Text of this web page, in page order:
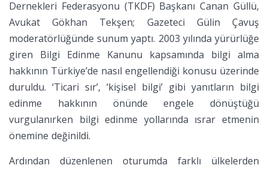
Dernekleri Federasyonu (TKDF) Başkanı Canan Güllü,
Avukat Gökhan Tekşen; Gazeteci Gülin Çavuş
moderatörlüğünde sunum yaptı. 2003 yılında yürürlüğe
giren Bilgi Edinme Kanunu kapsamında bilgi alma
hakkının Türkiye’de nasıl engellendiği konusu üzerinde
duruldu. ‘Ticari sır’, ‘kişisel bilgi’ gibi yanıtların bilgi
edinme hakkının önünde engele dönüştüğü
vurgulanırken bilgi edinme yollarında ısrar etmenin
önemine değinildi.
Ardından düzenlenen oturumda farklı ülkelerden